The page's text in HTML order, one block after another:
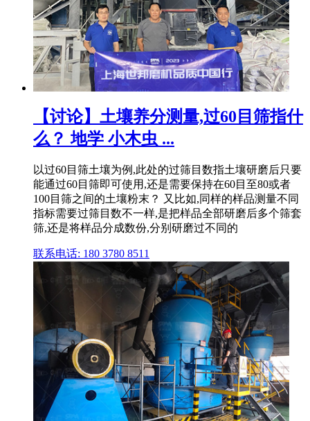
【讨论】土壤养分测量,过60目筛指什
么？ 地学 小木虫 ...
以过60目筛土壤为例,此处的过筛目数指土壤研磨后只要
能通过60目筛即可使用,还是需要保持在60目至80或者
100目筛之间的土壤粉末？ 又比如,同样的样品测量不同
指标需要过筛目数不一样,是把样品全部研磨后多个筛套
筛,还是将样品分成数份,分别研磨过不同的
联系电话: 180 3780 8511